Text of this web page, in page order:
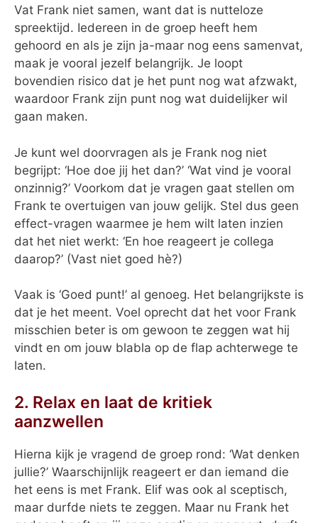
Vat Frank niet samen, want dat is nutteloze
spreektijd. Iedereen in de groep heeft hem
gehoord en als je zijn ja-maar nog eens samenvat,
maak je vooral jezelf belangrijk. Je loopt
bovendien risico dat je het punt nog wat afzwakt,
waardoor Frank zijn punt nog wat duidelijker wil
gaan maken.
Je kunt wel doorvragen als je Frank nog niet
begrijpt: ‘Hoe doe jij het dan?’ ‘Wat vind je vooral
onzinnig?’ Voorkom dat je vragen gaat stellen om
Frank te overtuigen van jouw gelijk. Stel dus geen
effect-vragen waarmee je hem wilt laten inzien
dat het niet werkt: ‘En hoe reageert je collega
daarop?’ (Vast niet goed hè?)
Vaak is ‘Goed punt!’ al genoeg. Het belangrijkste is
dat je het meent. Voel oprecht dat het voor Frank
misschien beter is om gewoon te zeggen wat hij
vindt en om jouw blabla op de flap achterwege te
laten.
2. Relax en laat de kritiek
aanzwellen
Hierna kijk je vragend de groep rond: ‘Wat denken
jullie?’ Waarschijnlijk reageert er dan iemand die
het eens is met Frank. Elif was ook al sceptisch,
maar durfde niets te zeggen. Maar nu Frank het